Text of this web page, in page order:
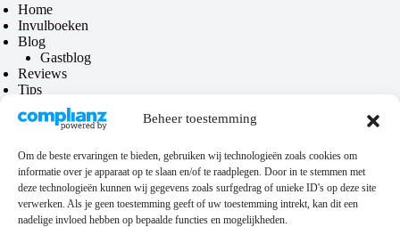
Beheer toestemming
Om de beste ervaringen te bieden, gebruiken wij technologieën zoals cookies om
informatie over je apparaat op te slaan en/of te raadplegen. Door in te stemmen met
deze technologieën kunnen wij gegevens zoals surfgedrag of unieke ID's op deze site
verwerken. Als je geen toestemming geeft of uw toestemming intrekt, kan dit een
nadelige invloed hebben op bepaalde functies en mogelijkheden.
Home
Invulboeken
Blog
Gastblog
Reviews
Tips
Over mij
Privacy & disclaimer
Privacybeleid